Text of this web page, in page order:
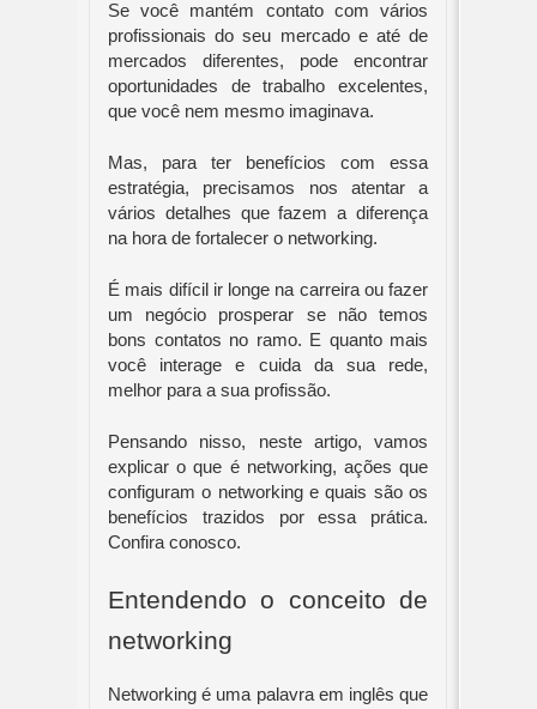
Se você mantém contato com vários
profissionais do seu mercado e até de
mercados diferentes, pode encontrar
oportunidades de trabalho excelentes,
que você nem mesmo imaginava.
Mas, para ter benefícios com essa
estratégia, precisamos nos atentar a
vários detalhes que fazem a diferença
na hora de fortalecer o networking.
É mais difícil ir longe na carreira ou fazer
um negócio prosperar se não temos
bons contatos no ramo. E quanto mais
você interage e cuida da sua rede,
melhor para a sua profissão.
Pensando nisso, neste artigo, vamos
explicar o que é networking, ações que
configuram o networking e quais são os
benefícios trazidos por essa prática.
Confira conosco.
Entendendo o conceito de
networking
Networking é uma palavra em inglês que